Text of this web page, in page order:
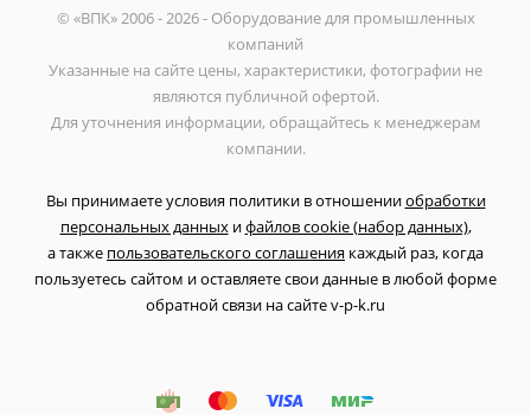
© «ВПК» 2006 - 2026 - Оборудование для промышленных
компаний
Указанные на сайте цены, характеристики, фотографии не
являются публичной офертой.
Для уточнения информации, обращайтесь к менеджерам
компании.
Вы принимаете условия политики в отношенииобработки
персональных данныхифайлов cookie (набор данных),
а также пользовательского соглашения каждый раз, когда
пользуетесь сайтом и оставляете свои данные в любой форме
обратной связи на сайте v-p-k.ru